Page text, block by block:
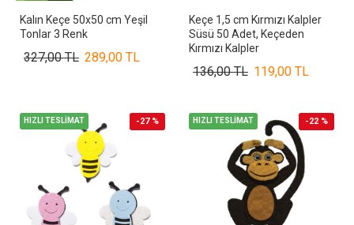
Kalın Keçe 50x50 cm Yeşil
Tonlar 3 Renk
289,00 TL
327,00 TL
Keçe 1,5 cm Kırmızı Kalpler
Süsü 50 Adet, Keçeden
Kırmızı Kalpler
119,00 TL
136,00 TL
HIZLI TESLİMAT -27 % HIZLI TESLİMAT -22 %